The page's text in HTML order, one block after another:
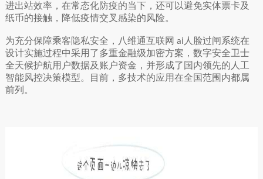
进出站效率，在常态化防疫的当下，还可以避免实体票卡及
纸币的接触，降低疫情交叉感染的风险。
为充分保障乘客隐私安全，八维通互联网 ai 人脸过闸系统在
设计实施过程中采用了多重金融级加密方案，数字安全卫士
全天候护航用户数据及账户资金，并形成了国内领先的人工
智能风控决策模型。目前，多技术的应用在全国范围内都属
前列。